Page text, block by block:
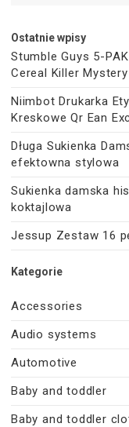
Ostatnie wpisy
Stumble Guys 5-
Cereal Killer Mystery
Niimbot Drukarka
Kreskowe Qr Ean
Długa Sukienka
efektowna stylowa
Sukienka damska
koktajlowa
Jessup Zestaw 16
Kategorie
Accessories
Audio systems
Automotive
Baby and toddler
Baby and toddler